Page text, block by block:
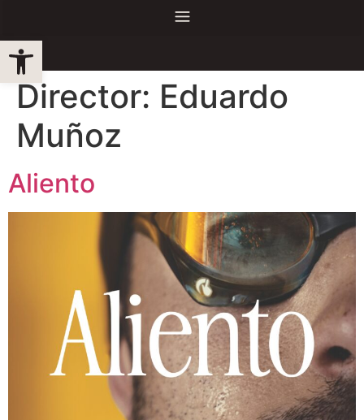
Obre la barra d'eines
Director: Eduardo
Muñoz
Aliento